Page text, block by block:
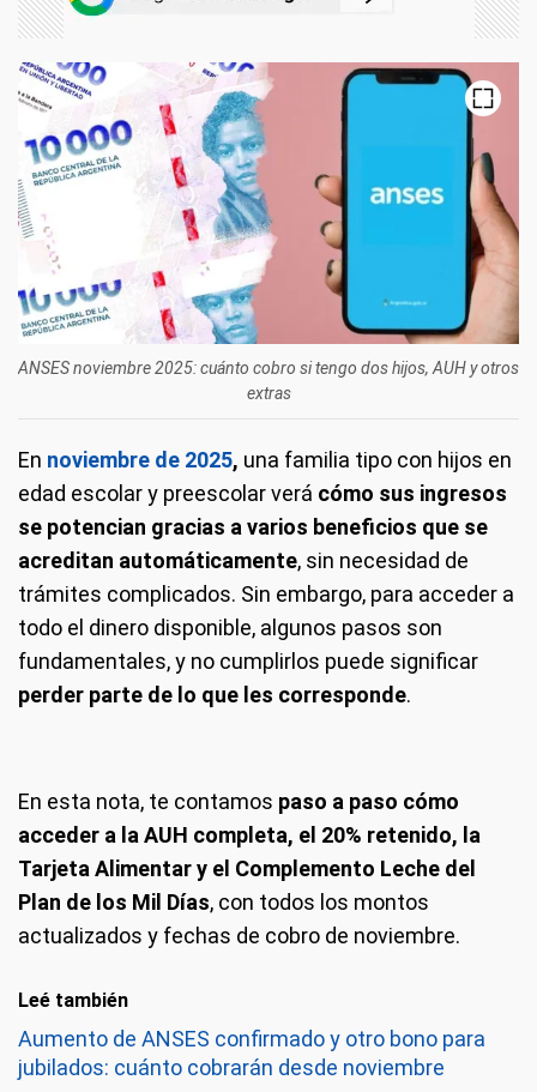
ANSES noviembre 2025: cuánto cobro si tengo dos hijos, AUH y otros
extras
En noviembre de 2025, una familia tipo con hijos en
edad escolar y preescolar verá cómo sus ingresos
se potencian gracias a varios beneficios que se
acreditan automáticamente, sin necesidad de
trámites complicados. Sin embargo, para acceder a
todo el dinero disponible, algunos pasos son
fundamentales, y no cumplirlos puede significar
perder parte de lo que les corresponde.
En esta nota, te contamos paso a paso cómo
acceder a la AUH completa, el 20% retenido, la
Tarjeta Alimentar y el Complemento Leche del
Plan de los Mil Días, con todos los montos
actualizados y fechas de cobro de noviembre.
Leé también
Aumento de ANSES confirmado y otro bono para
jubilados: cuánto cobrarán desde noviembre